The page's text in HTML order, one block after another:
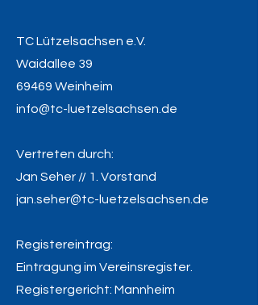
TC Lützelsachsen e.V.
Waidallee 39
69469 Weinheim
info@tc-luetzelsachsen.de
Vertreten durch:
Jan Seher // 1. Vorstand
jan.seher@tc-luetzelsachsen.de
Registereintrag:
Eintragung im Vereinsregister.
Registergericht: Mannheim